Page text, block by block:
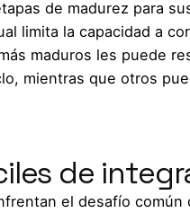
de madurez para
limita la capacidad a
maduros les puede
mientras que otros
de
el desafío común